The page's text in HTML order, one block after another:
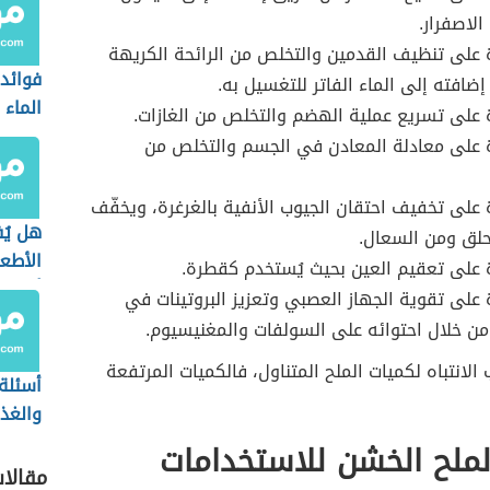
على تنظيف القدمين والتخلص من الرائحة الكريهة
إلى الماء الفاتر للتغسيل به.
على تسريع عملية الهضم والتخلص من الغازات.
على معادلة المعادن في الجسم والتخلص من
تخفيف احتقان الجيوب الأنفية بالغرغرة، ويخفّف
ومن السعال.
على تعقيم العين بحيث يُستخدم كقطرة.
تقوية الجهاز العصبي وتعزيز البروتينات في
خلال احتوائه على السولفات والمغنيسيوم.
لكميات الملح المتناول، فالكميات المرتفعة
الخشن للاستخدامات
الماء
هل